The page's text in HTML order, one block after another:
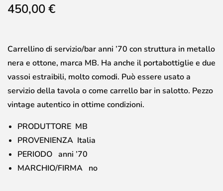
450,00€
Carrellino di servizio/bar anni ’70 con struttura in metallo
nera e ottone, marca MB. Ha anche il portabottiglie e due
vassoi estraibili, molto comodi. Può essere usato a
servizio della tavola o come carrello bar in salotto. Pezzo
vintage autentico in ottime condizioni.
PRODUTTORE MB
PROVENIENZA Italia
PERIODO anni ’70
MARCHIO/FIRMA no